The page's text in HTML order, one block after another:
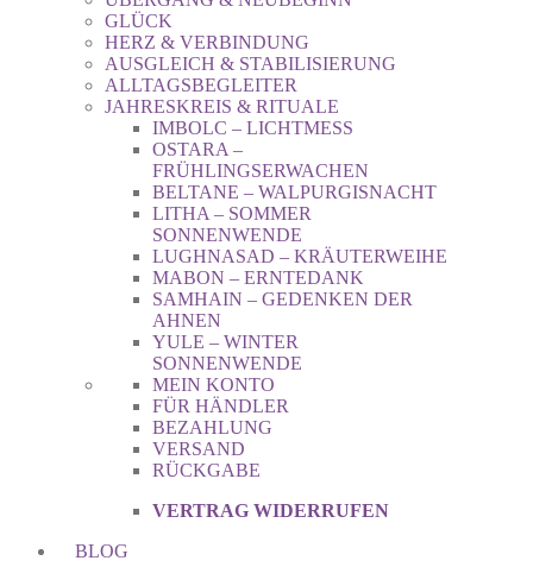
GLÜCK
HERZ & VERBINDUNG
AUSGLEICH & STABILISIERUNG
ALLTAGSBEGLEITER
JAHRESKREIS & RITUALE
IMBOLC – LICHTMESS
OSTARA –
FRÜHLINGSERWACHEN
BELTANE – WALPURGISNACHT
LITHA – SOMMER
SONNENWENDE
LUGHNASAD – KRÄUTERWEIHE
MABON – ERNTEDANK
SAMHAIN – GEDENKEN DER
AHNEN
YULE – WINTER
SONNENWENDE
MEIN KONTO
FÜR HÄNDLER
BEZAHLUNG
VERSAND
RÜCKGABE
VERTRAG WIDERRUFEN
BLOG